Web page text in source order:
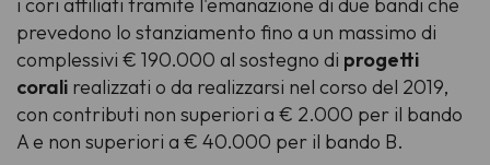
prevedono lo stanziamento fino a un massimo di
complessivi € 190.000 al sostegno di progetti
corali realizzati o da realizzarsi nel corso del 2019,
con contributi non superiori a € 2.000 per il bando
A e non superiori a € 40.000 per il bando B.